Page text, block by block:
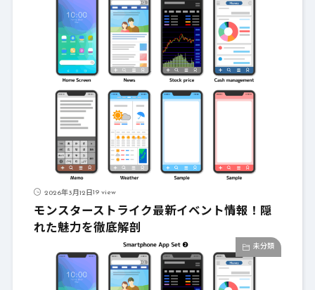
2026年3月12日19 view
モンスターストライク最新イベント情報！隠
れた魅力を徹底解剖
未分類